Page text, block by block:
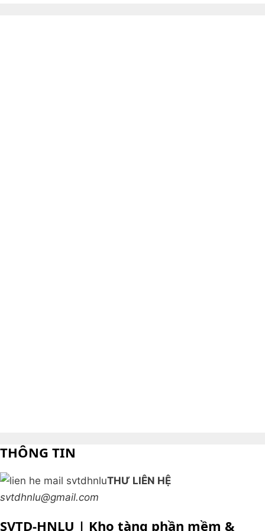
THÔNG TIN
THƯ LIÊN HỆ
svtdhnlu@gmail.com
SVTD-HNLU | Kho tàng phần mềm &